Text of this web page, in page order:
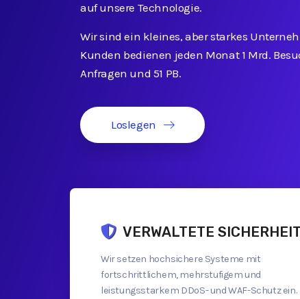
auf unsere Technologie.
Wir sind ein kleines, aber starkes
Kunden bedienen jeden Monat 1 Mrd.
Anfragen und 51 PB.
Loslegen
VERWALTETE SICHERHEIT
Wir setzen hochsichere Systeme mit
fortschrittlichem, mehrstufigem und
leistungsstarkem DDoS- und WAF-Schutz ein.